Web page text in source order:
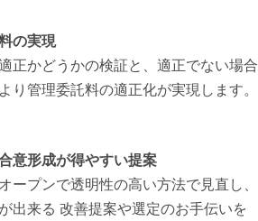
の実現
正かどうかの検証と、適正でない場合
り管理委託料の適正化が実現します。
意形成が得やすい提案
ープンで透明性の高い方法で見直し、
出来る 改善提案や選定のお手伝いを